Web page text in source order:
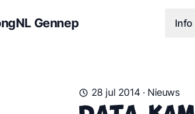
Info
28 jul 2014· Nieuws